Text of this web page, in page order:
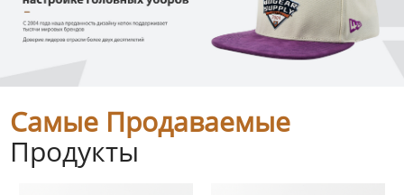
Самые Продаваемые
Продукты